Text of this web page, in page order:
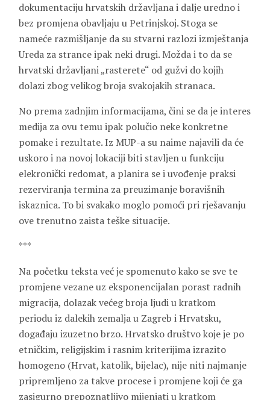
dokumentaciju hrvatskih državljana i dalje uredno i
bez promjena obavljaju u Petrinjskoj. Stoga se
nameće razmišljanje da su stvarni razlozi izmještanja
Ureda za strance ipak neki drugi. Možda i to da se
hrvatski državljani „rasterete“ od gužvi do kojih
dolazi zbog velikog broja svakojakih stranaca.
No prema zadnjim informacijama, čini se da je interes
medija za ovu temu ipak polučio neke konkretne
pomake i rezultate. Iz MUP-a su naime najavili da će
uskoro i na novoj lokaciji biti stavljen u funkciju
elekronički redomat, a planira se i uvođenje praksi
rezerviranja termina za preuzimanje boravišnih
iskaznica. To bi svakako moglo pomoći pri rješavanju
ove trenutno zaista teške situacije.
***
Na početku teksta već je spomenuto kako se sve te
promjene vezane uz eksponencijalan porast radnih
migracija, dolazak većeg broja ljudi u kratkom
periodu iz dalekih zemalja u Zagreb i Hrvatsku,
događaju izuzetno brzo. Hrvatsko društvo koje je po
etničkim, religijskim i rasnim kriterijima izrazito
homogeno (Hrvat, katolik, bijelac), nije niti najmanje
pripremljeno za takve procese i promjene koji će ga
zasigurno prepoznatljivo mijenjati u kratkom